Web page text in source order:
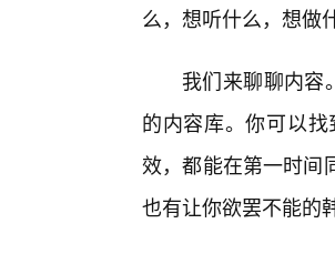
么，想听什么，想做
我们来聊聊内容
的内容库。你可以
效，都能在第一时间
也有让你欲罢不能的